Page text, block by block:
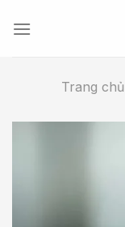
Trang chủ